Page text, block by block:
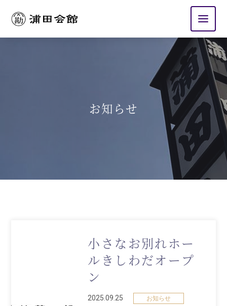
お知らせ
小さなお別れホー
ルきしわだオープ
ン
2025.09.25 お知らせ